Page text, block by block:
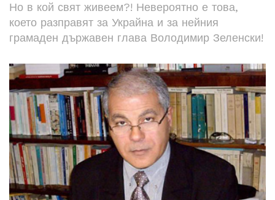
Но в кой свят живеем?! Невероятно е това,
което разправят за Украйна и за нейния
грамаден държавен глава Володимир Зеленски!